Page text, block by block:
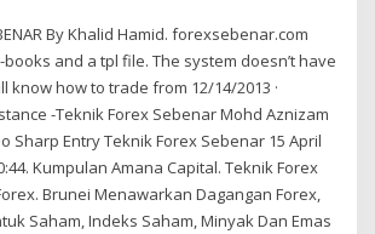
By Khalid Hamid. forexsebenar.com
and a tpl file. The system doesn’t have
know how to trade from 12/14/2013 ·
-Teknik Forex Sebenar Mohd Aznizam
Sharp Entry Teknik Forex Sebenar 15 April
Kumpulan Amana Capital. Teknik Forex
Brunei Menawarkan Dagangan Forex,
Saham, Indeks Saham, Minyak Dan Emas